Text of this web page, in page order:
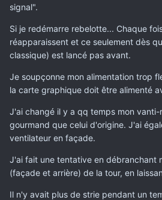
signal".
Si je redémarre rebelotte... Chaque
réapparaissent et ce seulement dès
classique) est lancé pas avant.
Je soupçonne mon alimentation trop
la carte graphique doit être alimenté
J'ai changé il y a qq temps mon
gourmand que celui d'origine. J'ai
ventilateur en façade.
J'ai fait une tentative en débranchant
(façade et arrière) de la tour, en
Il n'y avait plus de strie pendant un